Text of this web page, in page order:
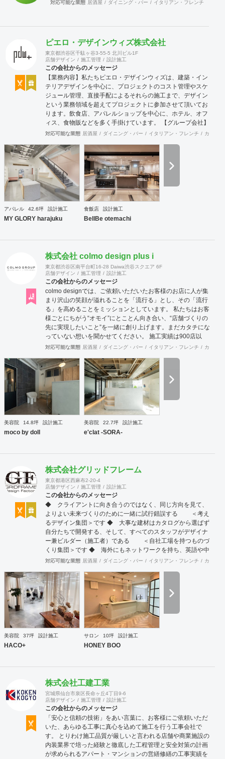
対応可能な業態 居酒屋 ダイニング・バー イタリアン・フレンチ
ピエロ・デザインウィズ株式会社
東京都渋谷区千駄ヶ谷3-55-5 北川ビル1F
店舗デザイン
施工管理 設計施工
この会社からのメッセージ
【業務内容】私たちピエロ・デザインウィズは、建築・イン
テリアデザインを中心に、プロジェクトのコスト管理やスケ
ジュール管理、直接手配によるそれらの施工まで、デザイン
という業務領域を超えてプロジェクトに参加させて頂いてお
ります。飲食店、アパレルショップを中心に、ホテル、オフ
ィス、食物販などを多く手掛けています。 【グループ会社】
グループ会社に、ピエロ・デザイン＆ワークス（本社、ＷＥ
（工事、全国対応）の３社で、さまざまなご要望にお応えす
る体制を整えています。 【許認可】一級建築士事務所、一般
建設業、特定建設業（本社）、宅地建物取引業（本社）
対応可能な業態 居酒屋 ダイニング・バー イタリアン・フレンチ カフェ
アパレル 42.6坪 設計施工
MY GLORY harajuku
食飯店 設計施工
BellBe otemachi
株式会社 colmo design plus i
東京都渋谷区南平台町16-28 Daiwa渋谷スクエア 6F
店舗デザイン
施工管理 設計施工
この会社からのメッセージ
colmo designでは、ご依頼いただいたお客様のお店に人が集
まり沢山の笑顔が溢れることを「流行る」とし、その「流行
る」を高めることをミッションとしています。 私たちは​​お客
様ごとにちがう“オモイ”にとことん向き合い、“店舗づくりの
先に実現したいこと”を一緒に創り上げます。まだカタチにな
っていない想いを聞かせてください。 施工実績は900店以
上。 グループ会社で直営美容室を13店舗を運営をしており
提案をいたします。 ◉サービス ①テナント紹介サポート ②顧
客ターゲット・マーケティング調査 ③資金調達サポート ④
美容業界専門のデザイン提案 ⑤自社施工 ⑥ブランディング
のための販促ツール ⑦お客様により沿ったアフターフォロー
まずはご相談やお話だけでも構いません。 お気軽にお問合せ
くださいませ！
対応可能な業態 居酒屋 ダイニング・バー イタリアン・フレンチ カフェ
美容院 14.8坪 設計施工
moco by doll
美容院 22.7坪 設計施工
e'clat -SORA-
株式会社グリッドフレーム
東京都港区西麻布2-20-4
店舗デザイン
施工管理 設計施工
この会社からのメッセージ
◆ クライアントに向き合うのではなく、同じ方向を見て、
よりよい未来づくりのために一緒に試行錯誤する ＜考え
るデザイン集団＞です ◆ 大事な建材はカタログから選ばず
自分たちで開発する、そして、すべてのスタッフがデザイナ
ー兼ビルダー（施工者）である ＜自社工場を持つものづ
くり集団＞です ◆ 海外にもネットワークを持ち、英語や中
国語に堪能なスタッフたちが、海外から国内への出店をスム
工案件、設計＋造作物の案件、施工案件、造作物制作など、
多様な請負形態が可能です。工場では金属を中心にさまざま
な素材を用いた制作が可能で、例えば通常デザイン性とは無
縁な特定防火設備（鉄扉）などにも高いデザイン性を施すこ
とも可能です。 GRIDFRAME とりかえのきかない空間
https://gridframe.co.jp/ Synes(シネス) 霧のようなやわらか
込む空間 https://sotochiku.com/
対応可能な業態 居酒屋 ダイニング・バー イタリアン・フレンチ カフェ
美容院 37坪 設計施工
HACO+
サロン 10坪 設計施工
HONEY BOO
株式会社工建工業
宮城県仙台市泉区長命ヶ丘4丁目9-6
店舗デザイン
施工管理 設計施工
この会社からのメッセージ
「安心と信頼の技術」をあい言葉に、お客様にご依頼いただ
いた、あらゆる工事に真心を込めて施工を行う工事会社で
す。 とりわけ施工品質が厳しいと言われる店舗や商業施設の
内装業界で培った経験と徹底した工程管理と安全対策の計画
が求められるアパート・マンションの営繕修繕の工事実績を